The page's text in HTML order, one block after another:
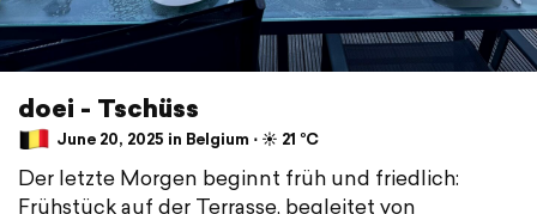
doei - Tschüss
June 20, 2025 in Belgium ⋅ ☀️ 21 °C
Der letzte Morgen beginnt früh und friedlich:
Frühstück auf der Terrasse, begleitet von